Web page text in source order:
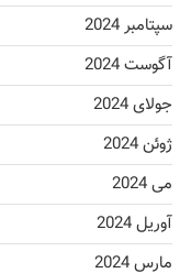
سپتامبر 2024
آگوست 2024
جولای 2024
ژوئن 2024
می 2024
آوریل 2024
مارس 2024